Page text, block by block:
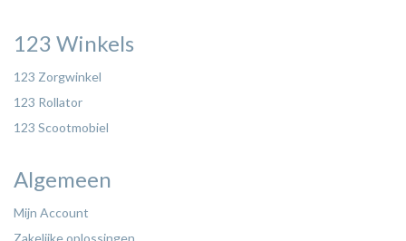
123 Winkels
123 Zorgwinkel
123 Rollator
123 Scootmobiel
Algemeen
Mijn Account
Zakelijke oplossingen